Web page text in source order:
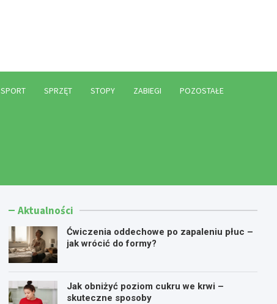
SPORT SPRZĘT STOPY ZABIEGI POZOSTAŁE
Aktualności
Ćwiczenia oddechowe po zapaleniu płuc –
jak wrócić do formy?
Jak obniżyć poziom cukru we krwi –
skuteczne sposoby